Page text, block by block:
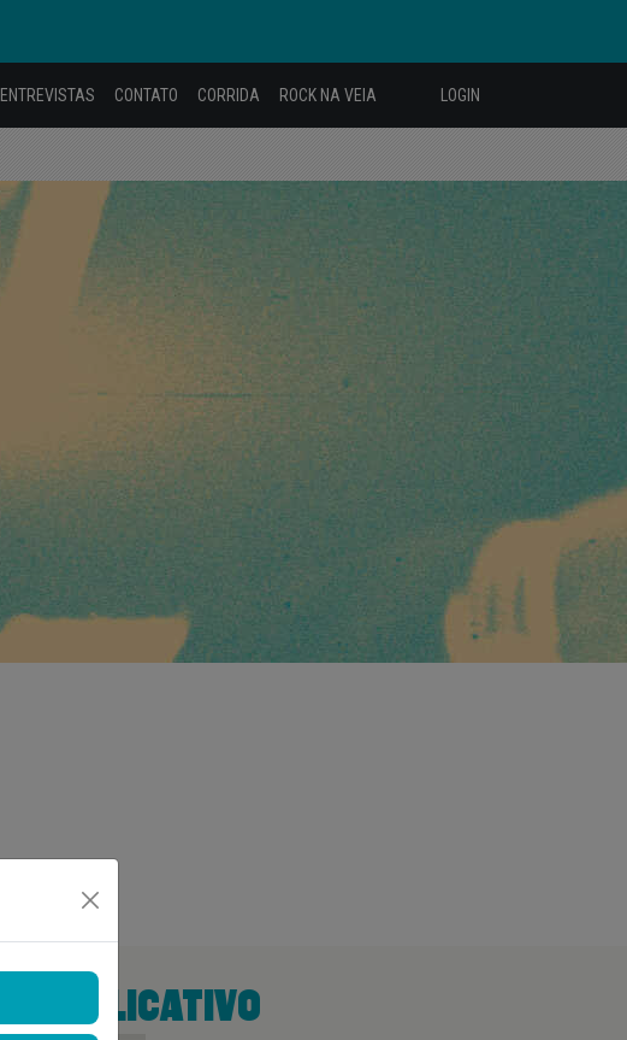
ENTREVISTAS CONTATO CORRIDA ROCK NA VEIA LOGIN
APLICATIVO